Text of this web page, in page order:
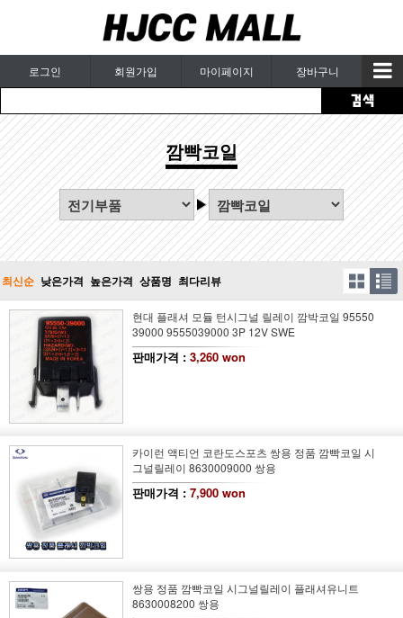
로그인 회원가입 마이페이지 장바구니
깜빡코일
최신순 낮은가격 높은가격 상품명 최다리뷰
현대 플래셔 모듈 턴시그널 릴레이 깜박코일 95550
39000 9555039000 3P 12V SWE
판매가격 : 3,260 won
카이런 액티언 코란도스포츠 쌍용 정품 깜빡코일 시
그널릴레이 8630009000 쌍용
판매가격 : 7,900 won
쌍용 정품 깜빡코일 시그널릴레이 플래셔유니트
8630008200 쌍용